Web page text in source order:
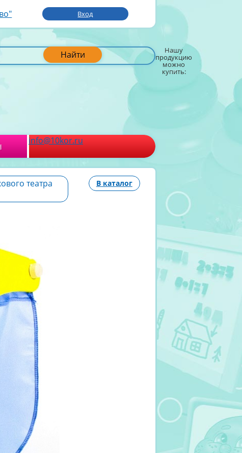
Вход
Найти Нашу
продукцию
можно
купить:
info@10kor.ru
театра
В каталог